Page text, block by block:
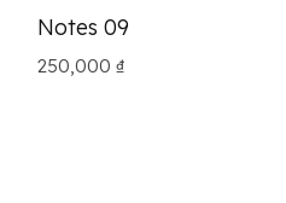
Notes 09
250,000 ₫